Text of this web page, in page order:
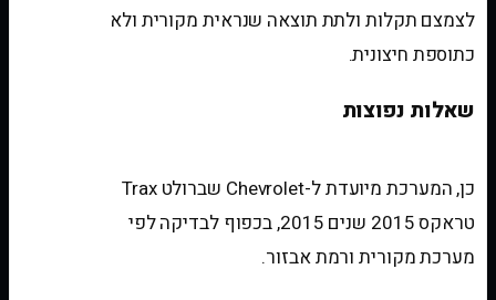
לצמצם תקלות ולתת תוצאה שנראית מקורית ולא
כתוספת חיצונית.
שאלות נפוצות
כן, המערכת מיועדת ל-Chevrolet שברולט Trax
טראקס 2015 שנים 2015, בכפוף לבדיקה לפי
מערכת מקורית ורמת אבזור.